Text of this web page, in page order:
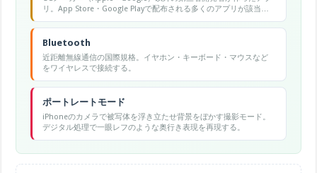
リ。App Store・Google Playで配布される多くのアプリが該当す
る。
Bluetooth
近距離無線通信の国際規格。イヤホン・キーボード・マウスなど
をワイヤレスで接続する。
ポートレートモード
iPhoneのカメラで被写体を浮き立たせ背景をぼかす撮影モード。
デジタル処理で一眼レフのような奥行き表現を再現する。